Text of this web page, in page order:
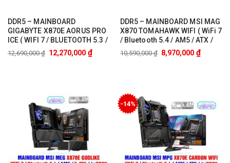
DDR5 – MAINBOARD
GIGABYTE X870E AORUS PRO
ICE ( WIFI 7 / BLUETOOTH 5.3 /
AM5 / ATX / 4xDDR4 )
12,690,000₫ 12,270,000 ₫
DDR5 – MAINBOARD MSI MAG
X870 TOMAHAWK WIFI ( WiFi 7
/ Bluetooth 5.4 / AM5 / ATX /
4xDDR5 )
10,590,000₫ 8,970,000 ₫
-14%